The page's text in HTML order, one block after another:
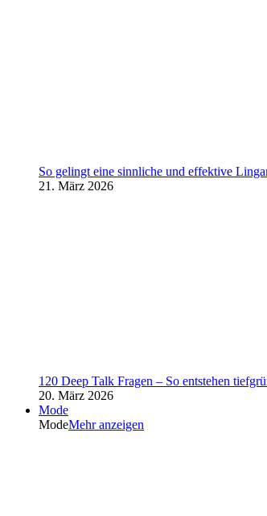
So gelingt eine sinnliche und effektive
21. März 2026
120 Deep Talk Fragen – So entstehen
20. März 2026
Mode
ModeMehr anzeigen